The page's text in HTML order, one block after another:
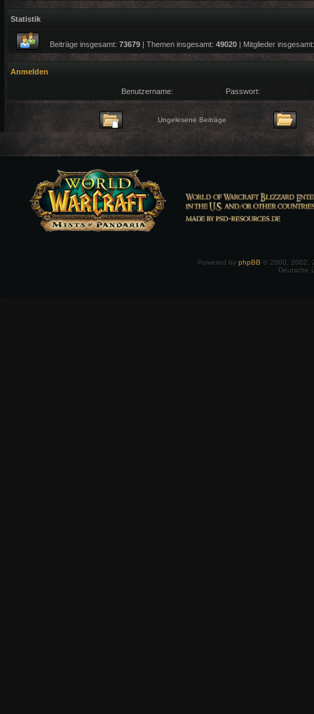
Statistik
Beiträge insgesamt: 73679 | Themen insgesamt: 49020 | Mitglieder
Anmelden
Benutzername: Passwort:
Ungelesene Beiträge
Powered by phpBB © 2000, 2002,
Deutsche